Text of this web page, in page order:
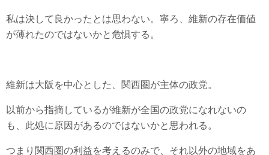
私は決して良かったとは思わない。寧ろ、維新の存在価値
が薄れたのではないかと危惧する。
維新は大阪を中心とした、関西圏が主体の政党。
以前から指摘しているが維新が全国の政党になれないの
も、此処に原因があるのではないかと思われる。
つまり関西圏の利益を考えるのみで、それ以外の地域をあ